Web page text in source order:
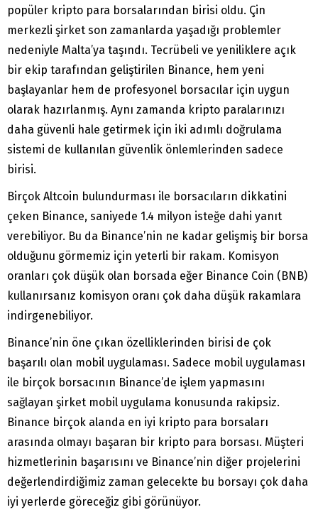
popüler kripto para borsalarından birisi oldu. Çin
merkezli şirket son zamanlarda yaşadığı problemler
nedeniyle Malta’ya taşındı. Tecrübeli ve yeniliklere açık
bir ekip tarafından geliştirilen Binance, hem yeni
başlayanlar hem de profesyonel borsacılar için uygun
olarak hazırlanmış. Aynı zamanda kripto paralarınızı
daha güvenli hale getirmek için iki adımlı doğrulama
sistemi de kullanılan güvenlik önlemlerinden sadece
birisi.
Birçok Altcoin bulundurması ile borsacıların dikkatini
çeken Binance, saniyede 1.4 milyon isteğe dahi yanıt
verebiliyor. Bu da Binance’nin ne kadar gelişmiş bir borsa
olduğunu görmemiz için yeterli bir rakam. Komisyon
oranları çok düşük olan borsada eğer Binance Coin (BNB)
kullanırsanız komisyon oranı çok daha düşük rakamlara
indirgenebiliyor.
Binance’nin öne çıkan özelliklerinden birisi de çok
başarılı olan mobil uygulaması. Sadece mobil uygulaması
ile birçok borsacının Binance’de işlem yapmasını
sağlayan şirket mobil uygulama konusunda rakipsiz.
Binance birçok alanda en iyi kripto para borsaları
arasında olmayı başaran bir kripto para borsası. Müşteri
hizmetlerinin başarısını ve Binance’nin diğer projelerini
değerlendirdiğimiz zaman gelecekte bu borsayı çok daha
iyi yerlerde göreceğiz gibi görünüyor.